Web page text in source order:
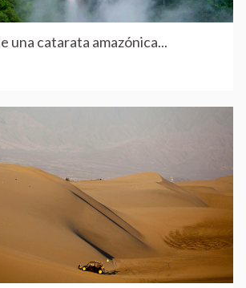
una catarata amazónica...